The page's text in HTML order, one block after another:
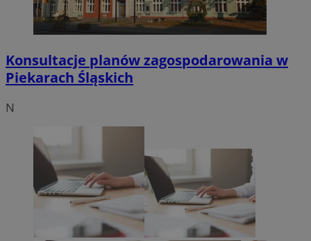
Konsultacje planów zagospodarowania w
Piekarach Śląskich
N